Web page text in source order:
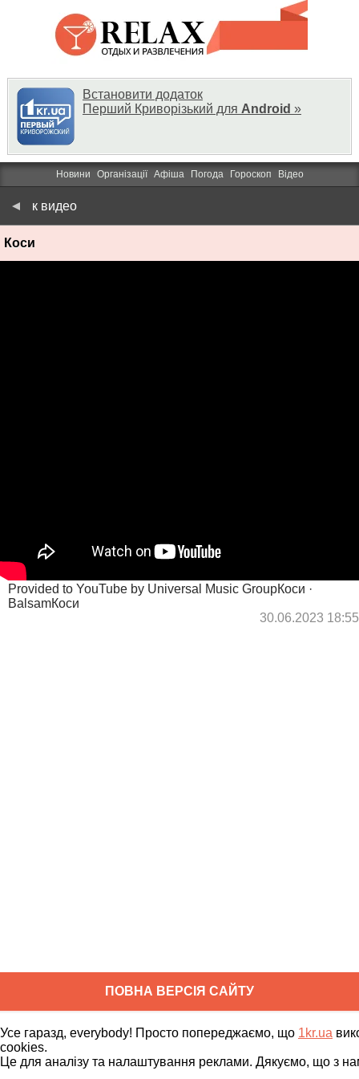
Встановити додаток
Перший Криворізький для Android »
Новини Організації Афіша Погода Гороскоп Відео
к видео
Коси
Provided to YouTube by Universal Music GroupКоси ·
BalsamКоси
30.06.2023 18:55
ПОВНА ВЕРСІЯ САЙТУ
Copyright ©
Всі права захищені
Усе гаразд, everybody! Просто попереджаємо, що 1kr.ua
cookies.
Це для аналізу та налаштування реклами. Дякуємо, що з